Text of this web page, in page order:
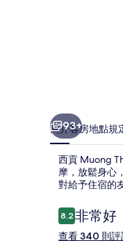
93+
簡介客房地點規
西貢 Muong
摩，放鬆身心
對給予住宿的
評
論
8.28.2 分，滿分
非常好
查看 340 則評